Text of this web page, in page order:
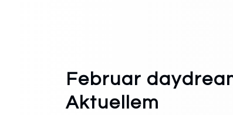
Februar
Aktuellem